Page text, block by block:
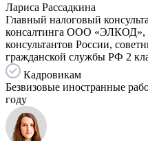
Лариса Рассадкина
Главный налоговый
консалтинга ООО «ЭЛКОД»,
консультантов России,
гражданской службы РФ 2
Кадровикам
Безвизовые иностранные
году